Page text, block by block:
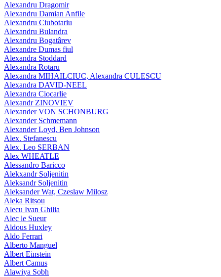
Alexandru Dragomir
Alexandru Damian Anfile
Alexandru Ciubotariu
Alexandru Bulandra
Alexandru Bogatârev
Alexandre Dumas fiul
Alexandra Stoddard
Alexandra Rotaru
Alexandra MIHAILCIUC, Alexandra CULESCU
Alexandra DAVID-NEEL
Alexandra Ciocarlie
Alexandr ZINOVIEV
Alexander VON SCHONBURG
Alexander Schmemann
Alexander Loyd, Ben Johnson
Alex. Stefanescu
Alex. Leo SERBAN
Alex WHEATLE
Alessandro Baricco
Alekxandr Soljenitin
Aleksandr Soljenitin
Aleksander Wat, Czeslaw Milosz
Aleka Ritsou
Alecu Ivan Ghilia
Alec le Sueur
Aldous Huxley
Aldo Ferrari
Alberto Manguel
Albert Einstein
Albert Camus
Alawiya Sobh